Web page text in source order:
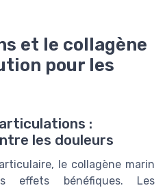
et le collagène
pour les
:
les douleurs
le collagène marin
effets bénéfiques. Les